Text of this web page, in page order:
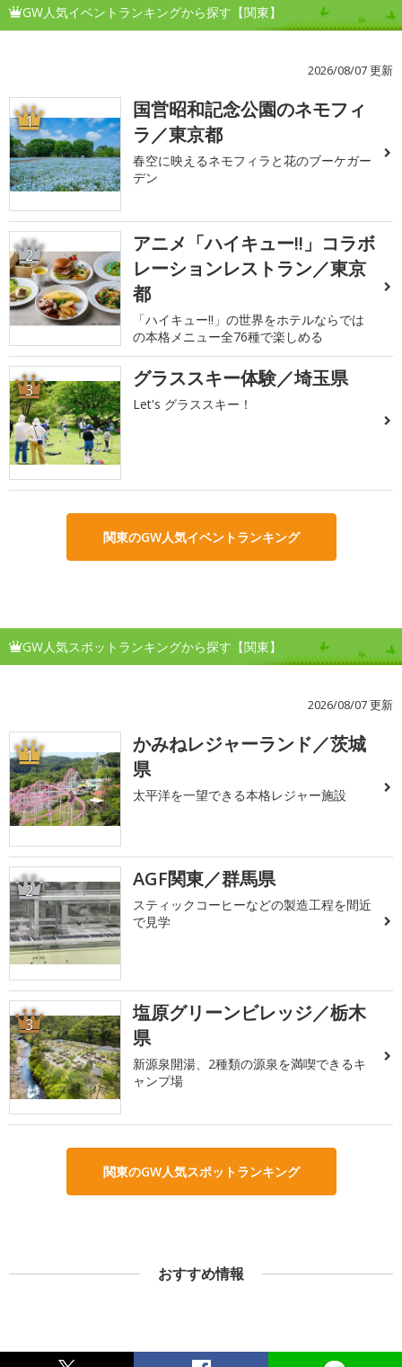
GW人気イベントランキングから探す【関東】
2026/08/07 更新
1
国営昭和記念公園のネモフィ
ラ／東京都
春空に映えるネモフィラと花のブーケガー
デン
2
アニメ「ハイキュー!!」コラボ
レーションレストラン／東京
都
「ハイキュー!!」の世界をホテルならでは
の本格メニュー全76種で楽しめる
3 グラススキー体験／埼玉県
Let's グラススキー！
関東のGW人気イベントランキング
GW人気スポットランキングから探す【関東】
2026/08/07 更新
1
かみねレジャーランド／茨城
県
太平洋を一望できる本格レジャー施設
2 AGF関東／群馬県
スティックコーヒーなどの製造工程を間近
で見学
3
塩原グリーンビレッジ／栃木
県
新源泉開湯、2種類の源泉を満喫できるキ
ャンプ場
関東のGW人気スポットランキング
おすすめ情報